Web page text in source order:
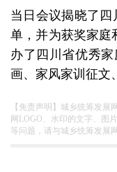
当日会议揭晓了四
单，并为获奖家庭
办了四川省优秀
画、家风家训征文
【免责声明】城乡统筹发展
网LOGO、水印的文字、图
等问题，请与城乡统筹发展